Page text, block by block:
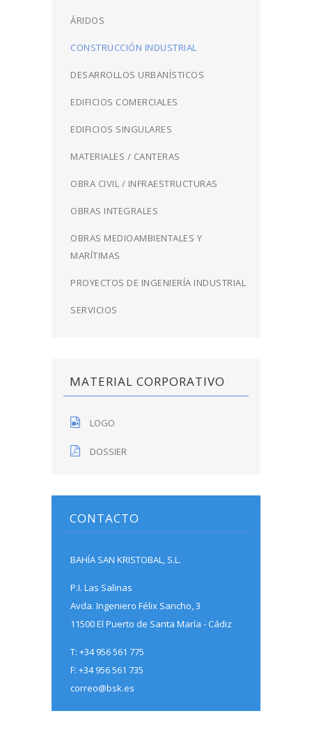
ÁRIDOS
CONSTRUCCIÓN INDUSTRIAL
DESARROLLOS URBANÍSTICOS
EDIFICIOS COMERCIALES
EDIFICIOS SINGULARES
MATERIALES / CANTERAS
OBRA CIVIL / INFRAESTRUCTURAS
OBRAS INTEGRALES
OBRAS MEDIOAMBIENTALES Y
MARÍTIMAS
PROYECTOS DE INGENIERÍA INDUSTRIAL
SERVICIOS
MATERIAL CORPORATIVO
LOGO
DOSSIER
CONTACTO
BAHÍA SAN KRISTOBAL, S.L.
P.I. Las Salinas
Avda. Ingeniero Félix Sancho, 3
11500 El Puerto de Santa María - Cádiz
T: +34 956 561 775
F: +34 956 561 735
correo@bsk.es